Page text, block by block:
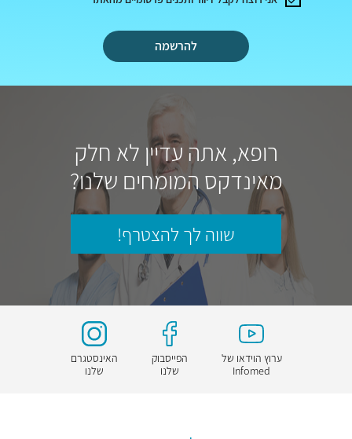
להרשמה
רופא, אתה עדיין לא חלק
מאינדקס המומחים שלנו?
שווה לך להצטרף!
ערוץ הוידאו של
Infomed
הפייסבוק
שלנו
האינסטגרם
שלנו